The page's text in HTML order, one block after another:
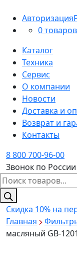
Авторизация
0 товаров
Каталог
Техника
Сервис
О компании
Новости
Доставка и
Возврат и
Контакты
8 800 700-96-00
Звонок по
Поиск
товаров
Скидка 10% на
Главная
масляный GB-